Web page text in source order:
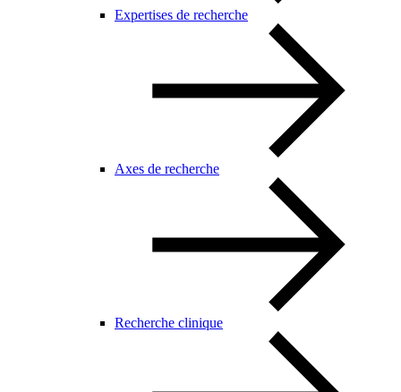
Expertises de recherche
Axes de recherche
Recherche clinique